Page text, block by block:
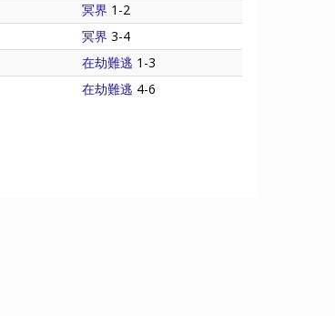
冥界 1-2
冥界 3-4
在劫難逃 1-3
在劫難逃 4-6